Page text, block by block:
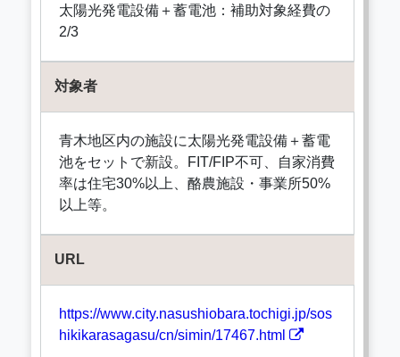
太陽光発電設備＋蓄電池：補助対象経費の
2/3
対象者
青木地区内の施設に太陽光発電設備＋蓄電
池をセットで新設。FIT/FIP不可、自家消費
率は住宅30%以上、酪農施設・事業所50%
以上等。
URL
https://www.city.nasushiobara.tochigi.jp/sos
hikikarasagasu/cn/simin/17467.html